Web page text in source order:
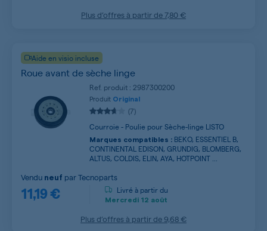
Plus d’offres à partir de7,80 €
Aide en visio incluse
Roue avant de sèche linge
Ref. produit : 2987300200
Produit Original
(7)
Courroie - Poulie pour Sèche-linge LISTO
Marques compatibles : BEKO, ESSENTIEL B,
CONTINENTAL EDISON, GRUNDIG, BLOMBERG,
ALTUS, COLDIS, ELIN, AYA, HOTPOINT ...
11,19 €
Vendu neuf parTecnoparts
Livré à partir du
Mercredi 12 août
Plus d’offres à partir de 9,68 €